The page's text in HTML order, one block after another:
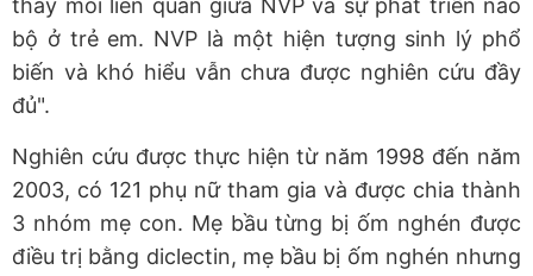
thấy mối liên quan giữa NVP và sự phát triển não
bộ ở trẻ em. NVP là một hiện tượng sinh lý phổ
biến và khó hiểu vẫn chưa được nghiên cứu đầy
đủ".
Nghiên cứu được thực hiện từ năm 1998 đến năm
2003, có 121 phụ nữ tham gia và được chia thành
3 nhóm mẹ con. Mẹ bầu từng bị ốm nghén được
điều trị bằng diclectin, mẹ bầu bị ốm nghén nhưng